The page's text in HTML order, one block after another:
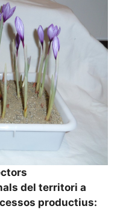
del territori a
productius: